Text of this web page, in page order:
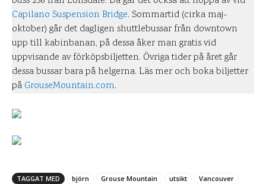
Capilano Suspension Bridge. Sommartid (cirka maj-
oktober) går det dagligen shuttlebussar från downtown
upp till kabinbanan, på dessa åker man gratis vid
uppvisande av förköpsbiljetten. Övriga tider på året går
dessa bussar bara på helgerna. Läs mer och boka biljetter
på GrouseMountain.com.
TAGGAT MED björn Grouse Mountain utsikt Vancouver